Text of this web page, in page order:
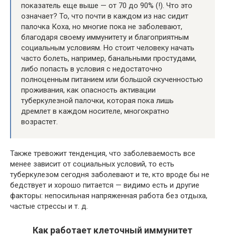
показатель еще выше — от 70 до 90% (!). Что это
означает? То, что почти в каждом из нас сидит
палочка Коха, но многие пока не заболевают,
благодаря своему иммунитету и благоприятным
социальным условиям. Но стоит человеку начать
часто болеть, например, банальными простудами,
либо попасть в условия с недостаточно
полноценным питанием или большой скученностью
проживания, как опасность активации
туберкулезной палочки, которая пока лишь
дремлет в каждом носителе, многократно
возрастет.
Также тревожит тенденция, что заболеваемость все
менее зависит от социальных условий, то есть
туберкулезом сегодня заболевают и те, кто вроде бы не
бедствует и хорошо питается — видимо есть и другие
факторы: непосильная напряженная работа без отдыха,
частые стрессы и т. д.
Как работает клеточный иммунитет